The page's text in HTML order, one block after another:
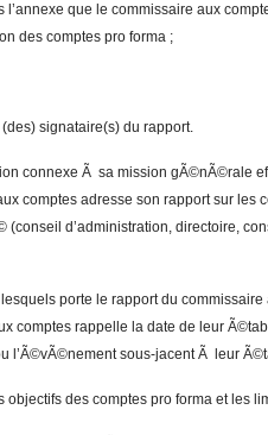
que le commissaire aux
des comptes pro forma ;
(des) signataire(s) du rapport.
connexe Ã sa mission gÃ©nÃ©rale
comptes adresse son rapport sur les
(conseil d’administration, directoire,
porte le rapport du
comptes rappelle la date de leur
l’Ã©vÃ©nement sous-jacent Ã leur
des comptes pro forma et les